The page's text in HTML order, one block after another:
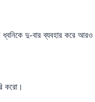
ধ্বনিকে দু-বার ব্যবহার করে
করো।